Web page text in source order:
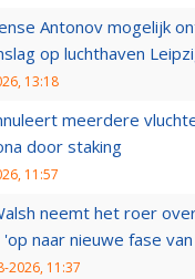
Antonov mogelijk
op luchthaven
13:18
meerdere
door staking
11:57
neemt het roer
'op naar nieuwe fase
2026, 11:37